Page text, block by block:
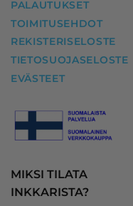
PALAUTUKSET
TOIMITUSEHDOT
REKISTERISELOSTE
TIETOSUOJASELOSTE
EVÄSTEET
MIKSI TILATA
INKKARISTA?